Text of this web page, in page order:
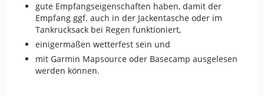
gute Empfangseigenschaften haben, damit der
Empfang ggf. auch in der Jackentasche oder im
Tankrucksack bei Regen funktioniert,
einigermaßen wetterfest sein und
mit Garmin Mapsource oder Basecamp ausgelesen
werden können.